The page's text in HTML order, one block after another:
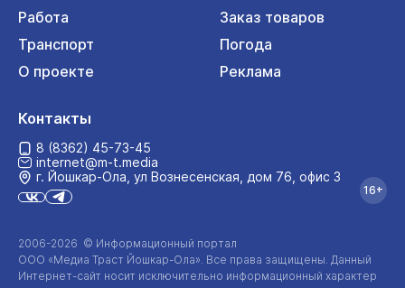
Работа
Заказ товаров
Транспорт
Погода
О проекте
Реклама
2006-2026 © Информационный портал
ООО «Медиа Траст Йошкар-Ола». Все права защищены. Данный
Интернет-сайт носит исключительно информационный характер
Контакты
8 (8362) 45-73-45
internet@m-t.media
г. Йошкар‑Ола, ул Вознесенская, дом 76, офис 3
16+